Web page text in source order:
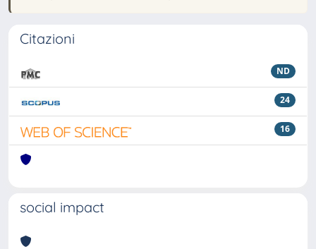
Citazioni
ND
24
16
social impact